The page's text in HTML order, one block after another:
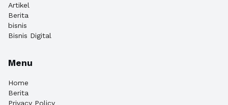
Artikel
Berita
bisnis
Bisnis Digital
Menu
Home
Berita
Privacy Policy